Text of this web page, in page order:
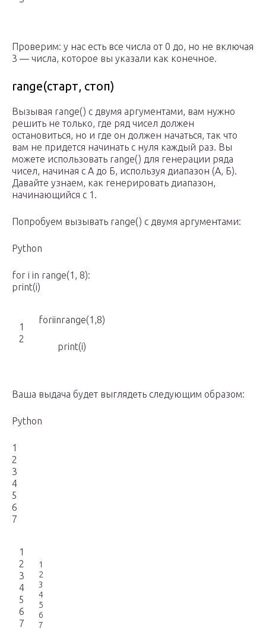
Проверим: у нас есть все числа от 0 до, но не включая
3 — числа, которое вы указали как конечное.
range(старт, стоп)
Вызывая range() с двумя аргументами, вам нужно
решить не только, где ряд чисел должен
остановиться, но и где он должен начаться, так что
вам не придется начинать с нуля каждый раз. Вы
можете использовать range() для генерации ряда
чисел, начиная с А до Б, используя диапазон (А, Б).
Давайте узнаем, как генерировать диапазон,
начинающийся с 1.
Попробуем вызывать range() с двумя аргументами:
Python
for i in range(1, 8):
print(i)
1
2
foriinrange(1,8)
print(i)
Ваша выдача будет выглядеть следующим образом:
Python
1
2
3
4
5
6
7
1
2
3
4
5
6
7
1
2
3
4
5
6
7